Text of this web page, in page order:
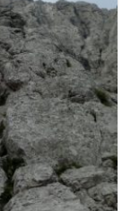
i
g